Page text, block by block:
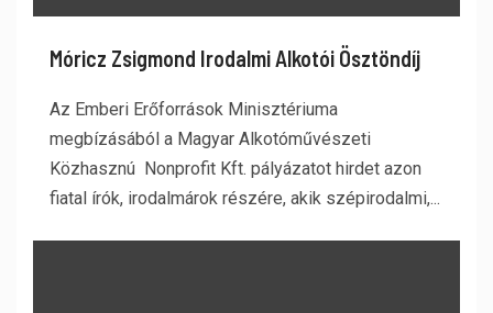
Móricz Zsigmond Irodalmi Alkotói Ösztöndíj
Az Emberi Erőforrások Minisztériuma
megbízásából a Magyar Alkotóművészeti
Közhasznú Nonprofit Kft. pályázatot hirdet azon
fiatal írók, irodalmárok részére, akik szépirodalmi,...